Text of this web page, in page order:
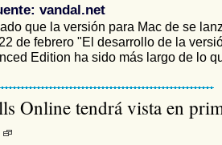
vandal.net
que la versión para Mac de se
de febrero "El desarrollo de la
Edition ha sido más largo de lo
Online tendrá vista en